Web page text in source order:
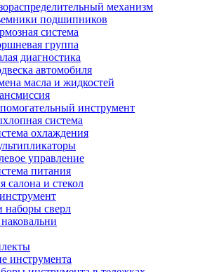
механизм
подшипников
система
группа
диагностика
автомобиля
масла и жидкостей
инструмент
система
охлаждения
управление
питания
салона и стекол
наборы сверл
инструмента